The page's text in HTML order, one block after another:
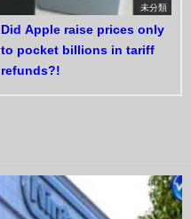
未分類
Did Apple raise prices only
to pocket billions in tariff
refunds?!